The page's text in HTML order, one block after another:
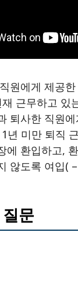
원에게 제공
근무하고 있
퇴사한 직원
년 미만 퇴직
에 환입하고,
않도록 여입(
문